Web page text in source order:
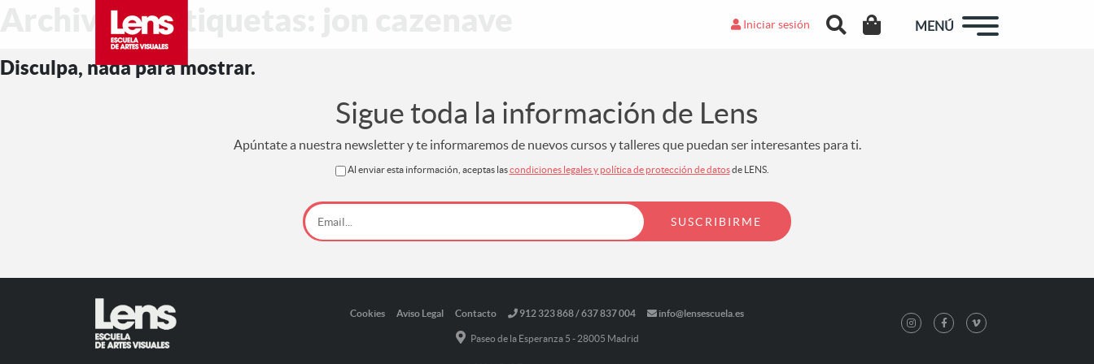
Iniciar sesión MENÚ
Archivo de etiquetas: jon cazenave
Disculpa, nada para mostrar.
Sigue toda la información de Lens
Apúntate a nuestra newsletter y te informaremos de nuevos cursos y talleres que puedan ser interesantes para ti.
Al enviar esta información, aceptas lascondiciones legales y política de protección de datosde LENS.
Cookies Aviso Legal Contacto 912 323 868 / 637 837 004 info@lensescuela.es
Paseo de la Esperanza 5 - 28005 Madrid